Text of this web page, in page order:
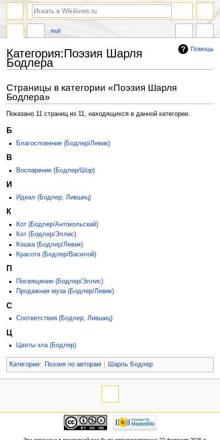
Помощь
Категория:Поэзия Шарля
Бодлера
к
навигации
к
поиску
Страницы в категории «Поэзия Шарля
Бодлера»
Показано 11 страниц из 11, находящихся в данной категории.
Б
Благословение (Бодлер/Левик)
В
Воспарение (Бодлер/Шор)
И
Идеал (Бодлер; Лившиц)
К
Кот (Бодлер/Антокольский)
Кот (Бодлер/Эллис)
Кошка (Бодлер/Левик)
Красота (Бодлер/Василой)
П
Посвящение (Бодлер/Эллис)
Продажная муза (Бодлер/Левик)
С
Соответствия (Бодлер; Лившиц)
Ц
Цветы зла (Бодлер)
Категории: Поэзия по авторам Шарль Бодлер
ещё